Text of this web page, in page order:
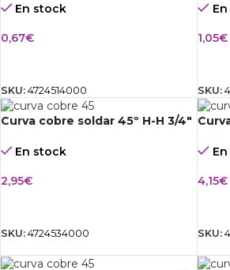
En stock
0,67€
SKU: 4724514000
1,05€
SKU:
Curva cobre soldar 45º H-H 3/4″
En stock
2,95€
SKU: 4724534000
4,15€
SKU: